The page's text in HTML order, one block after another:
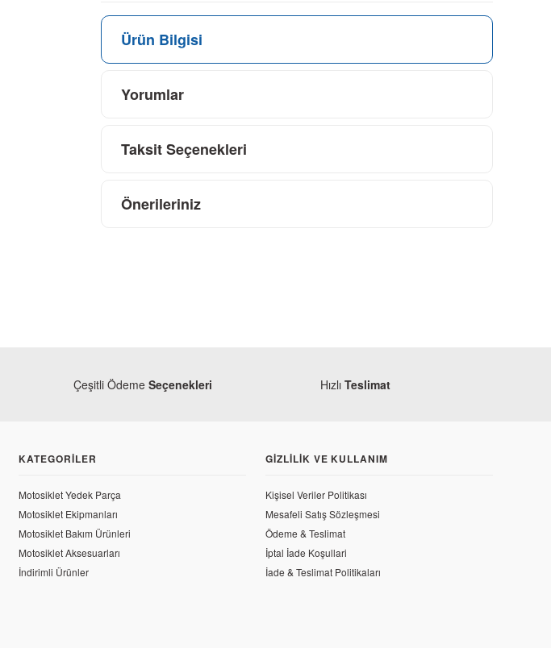
Ürün Bilgisi
Yorumlar
Taksit Seçenekleri
Önerileriniz
Çeşitli Ödeme Seçenekleri Hızlı Teslimat
KATEGORILER
Motosiklet Yedek Parça
Motosiklet Ekipmanları
Motosiklet Bakım Ürünleri
Motosiklet Aksesuarları
İndirimli Ürünler
GIZLILIK VE KULLANIM
Kişisel Veriler Politikası
Mesafeli Satış Sözleşmesi
Ödeme & Teslimat
İptal İade Koşullari
İade & Teslimat Politikaları